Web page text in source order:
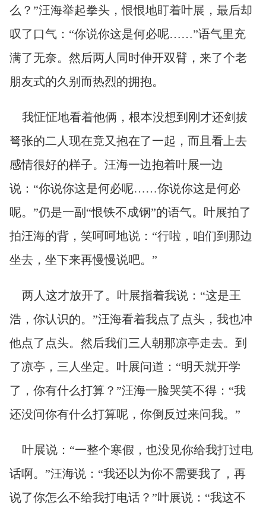
么？”汪海举起拳头，恨恨地盯着叶展，最后却
叹了口气：“你说你这是何必呢……”语气里充
满了无奈。然后两人同时伸开双臂，来了个老
朋友式的久别而热烈的拥抱。
我怔怔地看着他俩，根本没想到刚才还剑拔
弩张的二人现在竟又抱在了一起，而且看上去
感情很好的样子。汪海一边抱着叶展一边
说：“你说你这是何必呢……你说你这是何必
呢。”仍是一副“恨铁不成钢”的语气。叶展拍了
拍汪海的背，笑呵呵地说：“行啦，咱们到那边
坐去，坐下来再慢慢说吧。”
两人这才放开了。叶展指着我说：“这是王
浩，你认识的。”汪海看着我点了点头，我也冲
他点了点头。然后我们三人朝那凉亭走去。到
了凉亭，三人坐定。叶展问道：“明天就开学
了，你有什么打算？”汪海一脸哭笑不得：“我
还没问你有什么打算呢，你倒反过来问我。”
叶展说：“一整个寒假，也没见你给我打过电
话啊。”汪海说：“我还以为你不需要我了，再
说了你怎么不给我打电话？”叶展说：“我这不